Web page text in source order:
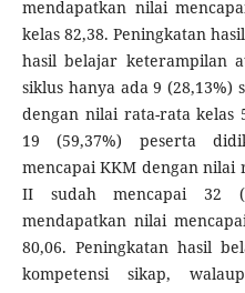
mendapatkan nilai
kelas 82,38. Peningkatan
hasil belajar keterampilan
siklus hanya ada 9 (28,13%)
dengan nilai rata-rata kelas
19 (59,37%) peserta
mencapai KKM dengan nilai
II sudah mencapai 32
mendapatkan nilai
80,06. Peningkatan hasil
kompetensi sikap,